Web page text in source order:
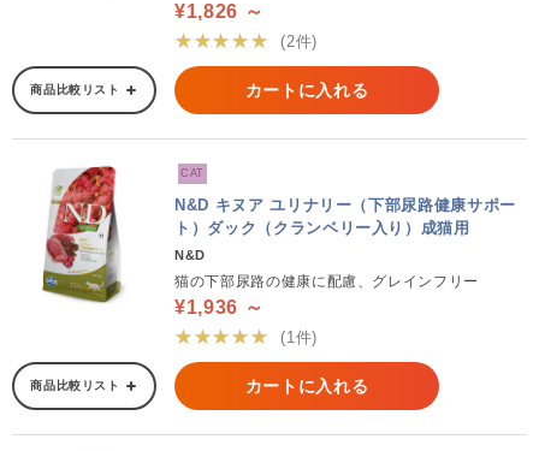
¥1,826 ～
★★★★★
(2件)
商品比較リスト カートに入れる
CAT
N&D キヌア ユリナリー（下部尿路健康サポー
ト）ダック（クランベリー入り）成猫用
N&D
猫の下部尿路の健康に配慮、グレインフリー
¥1,936 ～
★★★★★
(1件)
商品比較リスト カートに入れる